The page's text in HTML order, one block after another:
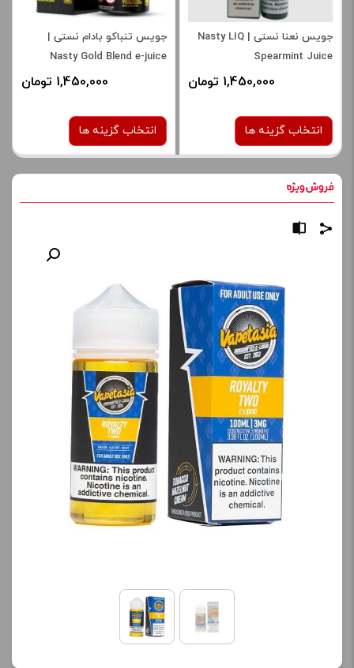
جویس نعنا نستی | Nasty LIQ
Spearmint Juice
1,450,000 تومان
انتخاب گزینه ها
نیکوتین:
برای فعال شدن سبد خرید و
نمایش قیمت ، گزینه های
محصول را از کادر بالا انتخاب
آخرین بروزرسانی
تمامی قیمت ها بروز
-
ک
جویس تنباکو بادام نستی |
Nasty Gold Blend e-juice
1,450,000 تومان
انتخاب گزینه ها
برای فعال شدن سبد خرید و
نمایش قیمت ، گزینه های
کنید.
آخرین بروزرسانی
قیمت: 13 ساعت پیش
تمامی قیمت ها بروز
هستند.
+